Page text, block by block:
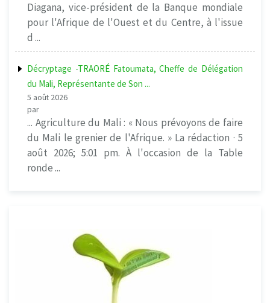
Diagana, vice-président de la Banque mondiale
pour l'Afrique de l'Ouest et du Centre, à l'issue
d ...
Décryptage -TRAORÉ Fatoumata, Cheffe de Délégation
du Mali, Représentante de Son ...
5 août 2026
par
... Agriculture du Mali : « Nous prévoyons de faire
du Mali le grenier de l'Afrique. » La rédaction · 5
août 2026; 5:01 pm. À l'occasion de la Table
ronde ...